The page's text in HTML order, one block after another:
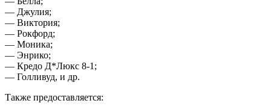
— Джулия;
— Виктория;
— Рокфорд;
— Моника;
— Энрико;
— Кредо Д*Люкс 8-1;
— Голливуд, и др.
Также предоставляется: